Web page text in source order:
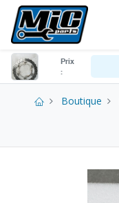
Prix
:
Boutique